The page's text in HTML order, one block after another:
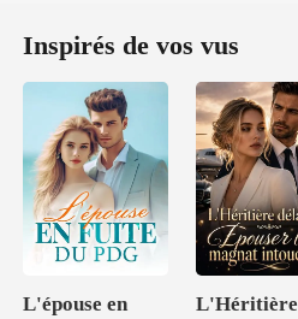
Inspirés de vos vus
L'épouse en
L'Héritière